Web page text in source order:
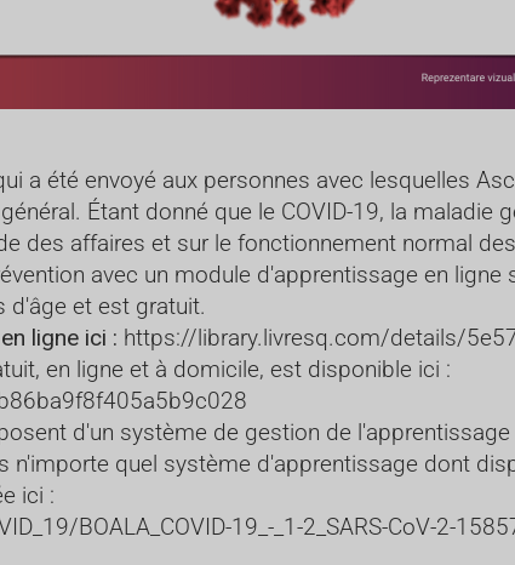
a été envoyé aux personnes avec lesquelles
Étant donné que le COVID-19, la maladie
des affaires et sur le fonctionnement normal
avec un module d'apprentissage en ligne
d'âge et est gratuit.
ligne ici : https://library.livresq.com/details/
en ligne et à domicile, est disponible ici :
d'un système de gestion de
n'importe quel système d'apprentissage dont
ici :
BOALA_COVID-19_-_1-2_SARS-CoV-2-